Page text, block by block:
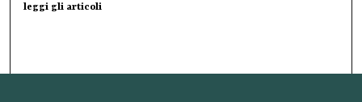
leggi gli articoli